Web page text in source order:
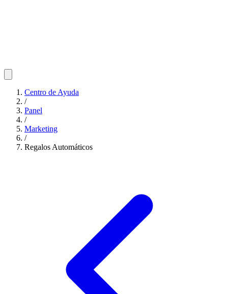
Centro de Ayuda
/
Panel
/
Marketing
/
Regalos Automáticos